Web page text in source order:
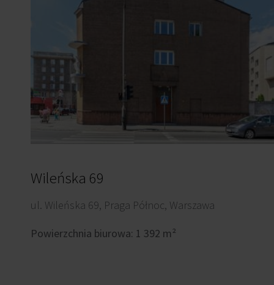
Wileńska 69
ul. Wileńska 69, Praga Północ, Warszawa
Powierzchnia biurowa: 1 392 m²